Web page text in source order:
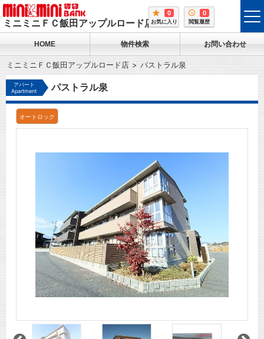
ミニミニＦＣ飯田アップルロード店
0
お気に入り
0
閲覧履歴
HOME 物件検索 お問い合わせ
ミニミニＦＣ飯田アップルロード店 パストラル泉
アパート
Apartment
パストラル泉
オートロック